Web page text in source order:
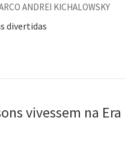
ANDREI KICHALOWSKY
divertidas
vivessem na Era